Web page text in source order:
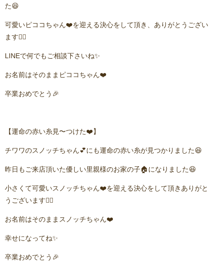
た😆
可愛いピココちゃん❤️を迎える決心をして頂き、ありがとうござい
ます🙇‍♂️
LINEで何でもご相談下さいね✨
お名前はそのままピココちゃん❤️
卒業おめでとう🎉
【運命の赤い糸見〜つけた❤️】
チワワのスノッチちゃん💕にも運命の赤い糸が見つかりました😆
昨日もご来店頂いた優しい里親様のお家の子🏠になりました😆
小さくて可愛いスノッチちゃん❤️を迎える決心をして頂きありがと
うございます🙇‍♂️
お名前はそのままスノッチちゃん❤️
幸せになってね✨
卒業おめでとう🎉